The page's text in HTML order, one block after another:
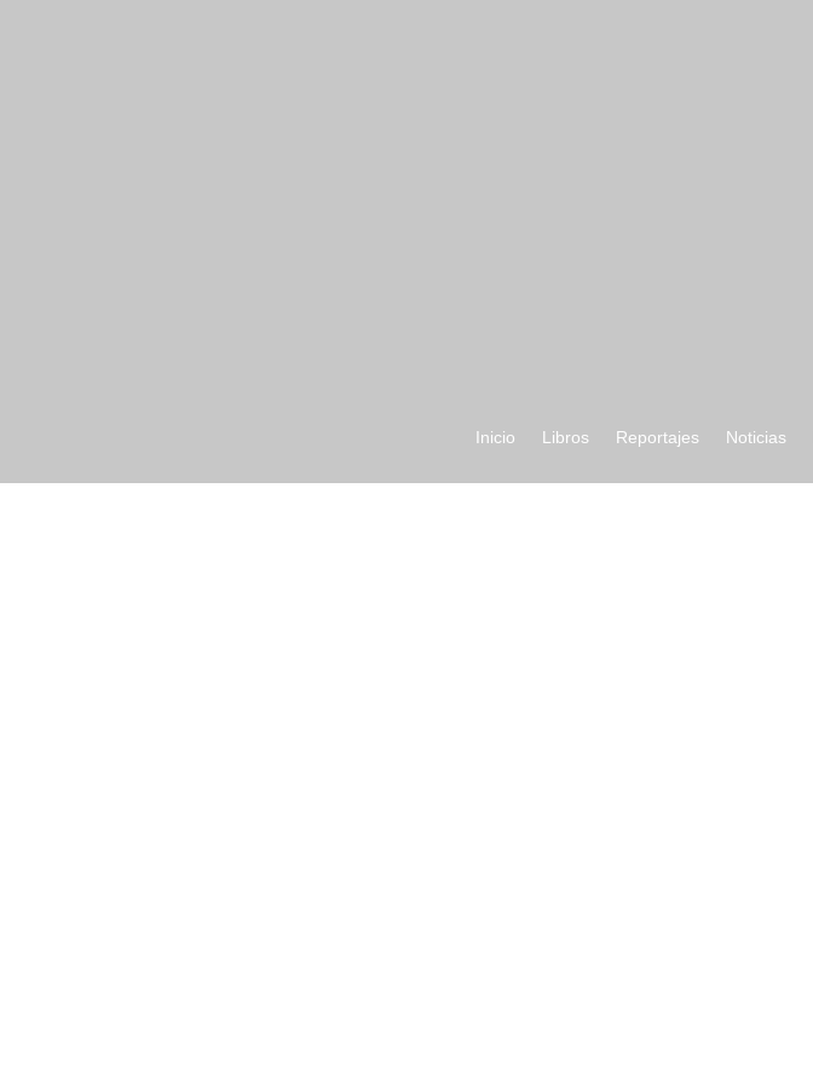
Inicio Libros Reportajes Noticias